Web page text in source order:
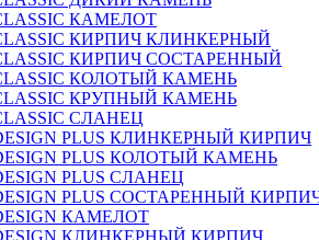
КАМЕЛОТ
КИРПИЧ КЛИНКЕРНЫЙ
КИРПИЧ СОСТАРЕННЫЙ
КОЛОТЫЙ КАМЕНЬ
КРУПНЫЙ КАМЕНЬ
СЛАНЕЦ
PLUS КЛИНКЕРНЫЙ КИРПИЧ
PLUS КОЛОТЫЙ КАМЕНЬ
PLUS СЛАНЕЦ
PLUS СОСТАРЕННЫЙ
КАМЕЛОТ
КЛИНКЕРНЫЙ КИРПИЧ